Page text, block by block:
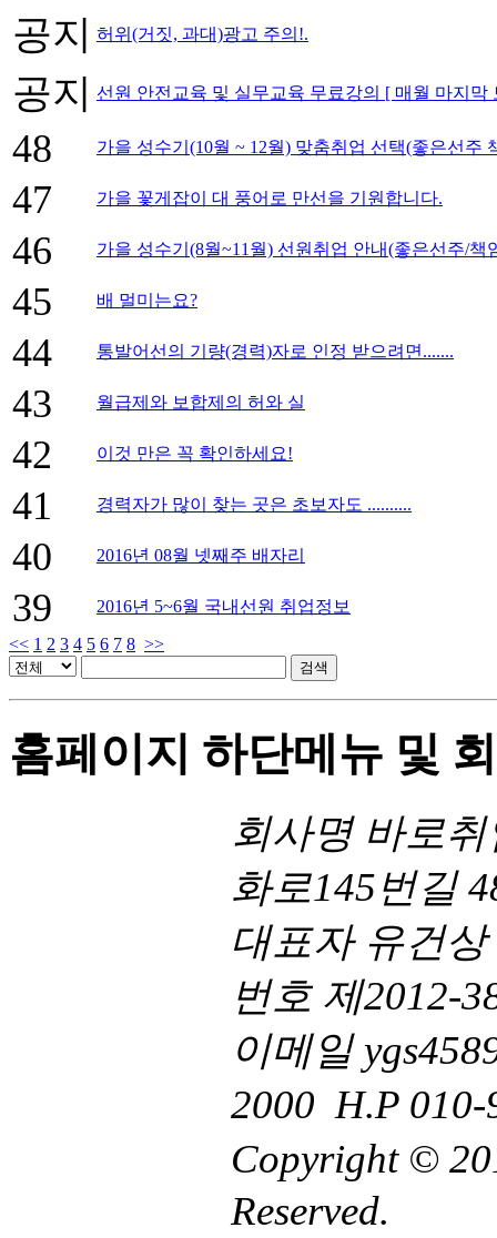
공지 허위(거짓, 과대)광고 주의!.
공지 선원 안전교육 및 실무교육 무료강의 [ 매월 마지
48 가을 성수기(10월 ~ 12월) 맞춤취업 선택(좋은선주
47 가을 꽃게잡이 대 풍어로 만선을 기원합니다.
46 가을 성수기(8월~11월) 선원취업 안내(좋은선주/책
45 배 멀미는요?
44 통발어선의 기량(경력)자로 인정 받으려면.......
43 월급제와 보합제의 허와 실
42 이것 만은 꼭 확인하세요!
41 경력자가 많이 찾는 곳은 초보자도 ..........
40 2016년 08월 넷째주 배자리
39
2016년 5~6월 국내선원 취업정보
<< 1 2 3 4 5 6 7 8 >>
홈페이지 하단메뉴 및
회사명바로
화로145번길
대표자유건상
번호제2012-
이메일
2000H.P
Copyright ©
Reserved.